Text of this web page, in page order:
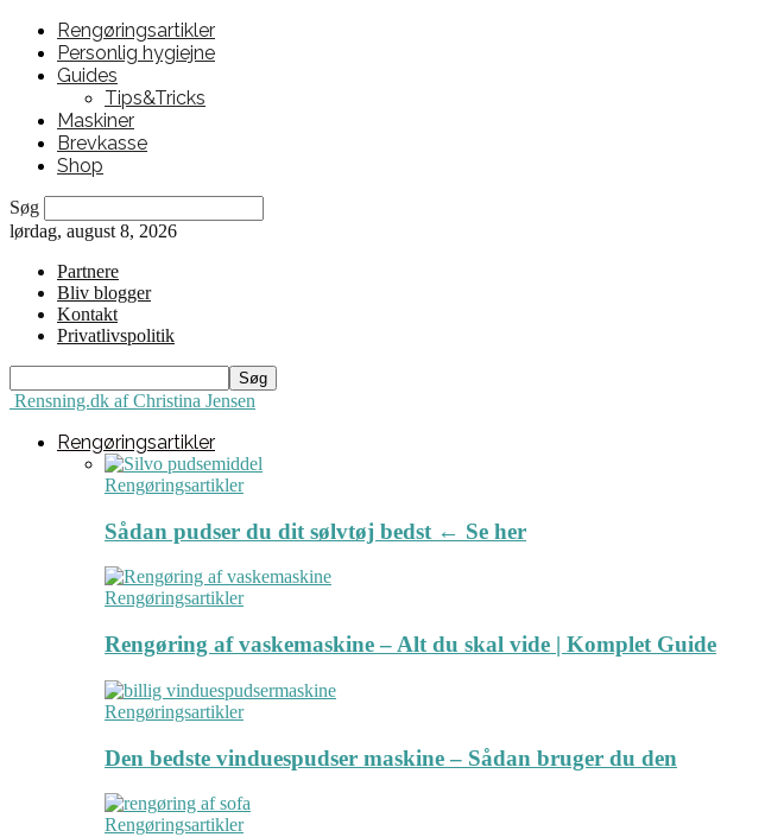
Rengøringsartikler
Personlig hygiejne
Guides
Tips&Tricks
Maskiner
Brevkasse
Shop
Søg
lørdag, august 8, 2026
Partnere
Bliv blogger
Kontakt
Privatlivspolitik
Rensning.dk af Christina Jensen
Rengøringsartikler
Rengøringsartikler
Sådan pudser du dit sølvtøj bedst ← Se her
Rengøringsartikler
Rengøring af vaskemaskine – Alt du skal vide | Komplet Guide
Rengøringsartikler
Den bedste vinduespudser maskine – Sådan bruger du den
Rengøringsartikler